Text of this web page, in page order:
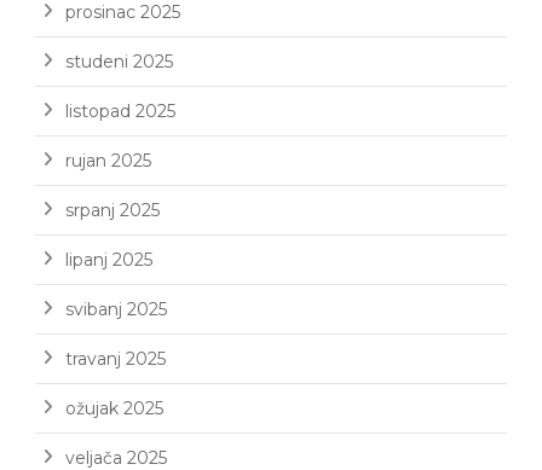
prosinac 2025
studeni 2025
listopad 2025
rujan 2025
srpanj 2025
lipanj 2025
svibanj 2025
travanj 2025
ožujak 2025
veljača 2025